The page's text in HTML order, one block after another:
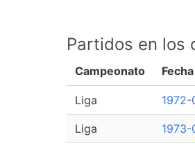
Partidos en los
Campeonato Fecha
Liga
Liga 1973-